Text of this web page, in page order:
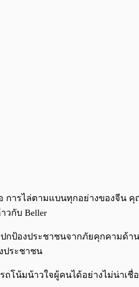
รไล่ตามแบนทุกอย่างของจีน
วกับ Beller
ป้องประชาชนจากภัยคุกคามด้
ประชาชน
น้มน้าวใจผู้คนได้อย่างไม่น่าเชื่